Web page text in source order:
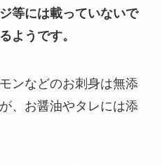
等には載っていないで
ようです。
ンなどのお刺身は無添
、お醤油やタレには添